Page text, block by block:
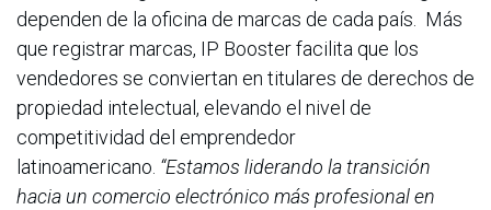
dependen de la oficina de marcas de cada país. Más
que registrar marcas, IP Booster facilita que los
vendedores se conviertan en titulares de derechos de
propiedad intelectual, elevando el nivel de
competitividad del emprendedor
latinoamericano. “Estamos liderando la transición
hacia un comercio electrónico más profesional en